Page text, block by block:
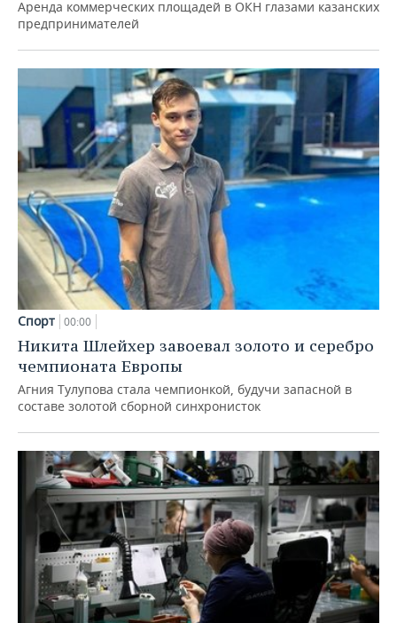
Аренда коммерческих площадей в ОКН глазами казанских
предпринимателей
Спорт 00:00
Никита Шлейхер завоевал золото и серебро
чемпионата Европы
Агния Тулупова стала чемпионкой, будучи запасной в
составе золотой сборной синхронисток